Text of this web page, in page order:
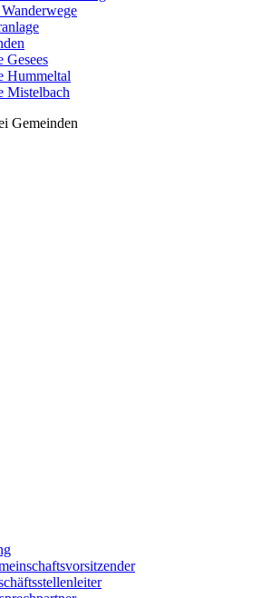
Gesees
Hummeltal
Mistelbach